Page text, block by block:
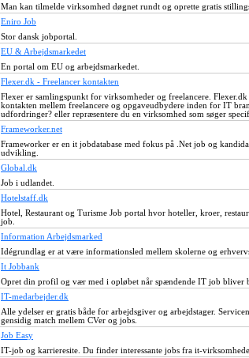
Man kan tilmelde virksomhed døgnet rundt og oprette gratis
Eniro Job
Stor dansk jobportal.
EU & Arbejdsmarkedet
En portal om EU og arbejdsmarkedet.
Flexer.dk - Freelancer kontakten
Flexer er samlingspunkt for virksomheder og freelancere.
kontakten mellem freelancere og opgaveudbydere inden for IT
udfordringer? eller repræsentere du en virksomhed som søger
Frameworker.net
Frameworker er en it jobdatabase med fokus på .Net job og
udvikling.
Global.dk
Job i udlandet.
Hotelstaff.dk
Hotel, Restaurant og Turisme Job portal hvor hoteller, kroer,
job.
Information Arbejdsmarked
Idégrundlag er at være informationsled mellem skolerne og
It Jobbank
Opret din profil og vær med i opløbet når spændende IT job bliver
IT-medarbejder.dk
Alle ydelser er gratis både for arbejdsgiver og arbejdstager.
gensidig match mellem CVer og jobs.
Job Easy
IT-job og karrieresite. Du finder interessante jobs fra it-